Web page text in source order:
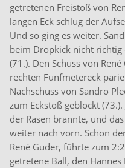
getretenen Freistoß von
langen Eck schlug der
Und so ging es weiter.
beim Dropkick nicht richtig
(71.). Den Schuss von
rechten Fünfmetereck
Nachschuss von Sandro
zum Eckstoß geblockt
der Rasen brannte, und
weiter nach vorn. Schon
René Guder, führte zum
getretene Ball, den